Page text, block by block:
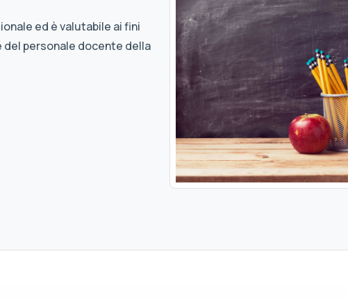
ed è valutabile ai fini
personale docente della